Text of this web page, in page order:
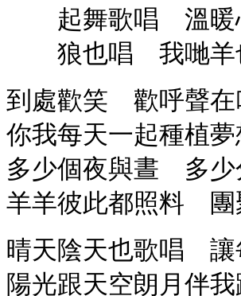
起舞歌唱 溫暖
狼也唱 我哋羊
到處歡笑 歡呼聲在
你我每天一起種植
多少個夜與晝 多少
羊羊彼此都照料 團
晴天陰天也歌唱 讓
陽光跟天空朗月伴